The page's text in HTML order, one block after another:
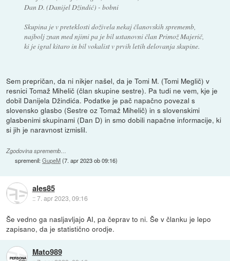
Dan D. (Danijel Džindić) - bobni
Skupina je v preteklosti doživela nekaj članovskih sprememb,
najbolj znan med njimi pa je bil ustanovni član Primož Majerič,
ki je igral kitaro in bil vokalist v prvih letih delovanja skupine.
Sem prepričan, da ni nikjer našel, da je Tomi M. (Tomi Meglič) v
resnici Tomaž Mihelič (član skupine sestre). Pa tudi ne vem, kje je
dobil Danijela Džindića. Podatke je pač napačno povezal s
slovensko glasbo (Sestre oz Tomaž Mihelič) in s slovenskimi
glasbenimi skupinami (Dan D) in smo dobili napačne informacije, ki
si jih je naravnost izmislil.
Zgodovina sprememb…
spremenil:GupeM(7. apr 2023 ob 09:16)
ales85
::7. apr 2023, 09:16
Še vedno ga nasljavljajo AI, pa čeprav to ni. Še v članku je lepo
zapisano, da je statistično orodje.
Mato989